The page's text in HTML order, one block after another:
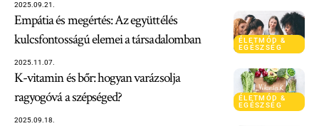
2025.09.21.
ÉLETMÓD &
EGÉSZSÉG
Empátia és megértés: Az együttélés
kulcsfontosságú elemei a társadalomban
2025.11.07.
ÉLETMÓD &
EGÉSZSÉG
K-vitamin és bőr: hogyan varázsolja
ragyogóvá a szépséged?
2025.09.18.